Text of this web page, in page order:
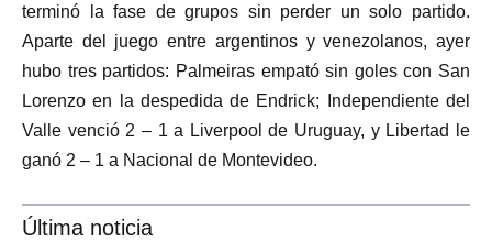
terminó la fase de grupos sin perder un solo partido.
Aparte del juego entre argentinos y venezolanos, ayer
hubo tres partidos: Palmeiras empató sin goles con San
Lorenzo en la despedida de Endrick; Independiente del
Valle venció 2 – 1 a Liverpool de Uruguay, y Libertad le
ganó 2 – 1 a Nacional de Montevideo.
Última noticia